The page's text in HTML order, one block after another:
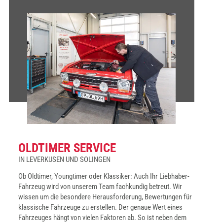
OLD­TI­MER SER­VICE
IN LEVERKUSEN UND SOLINGEN
Ob Oldtimer, Youngtimer oder Klassiker: Auch Ihr Liebhaber-
Fahrzeug wird von unserem Team fachkundig betreut. Wir
wissen um die besondere Herausforderung, Bewertungen für
klassische Fahrzeuge zu erstellen. Der genaue Wert eines
Fahrzeuges hängt von vielen Faktoren ab. So ist neben dem